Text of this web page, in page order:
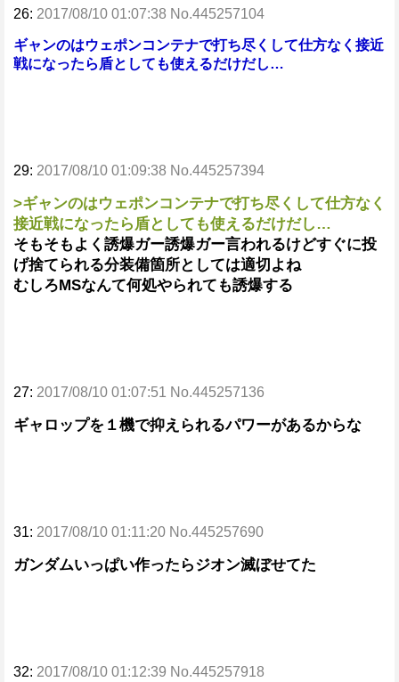
26: 2017/08/10 01:07:38 No.445257104
ギャンのはウェポンコンテナで打ち尽くして仕方なく接近
戦になったら盾としても使えるだけだし…
29: 2017/08/10 01:09:38 No.445257394
>ギャンのはウェポンコンテナで打ち尽くして仕方なく
接近戦になったら盾としても使えるだけだし…
そもそもよく誘爆ガー誘爆ガー言われるけどすぐに投
げ捨てられる分装備箇所としては適切よね
むしろMSなんて何処やられても誘爆する
27: 2017/08/10 01:07:51 No.445257136
ギャロップを１機で抑えられるパワーがあるからな
31: 2017/08/10 01:11:20 No.445257690
ガンダムいっぱい作ったらジオン滅ぼせてた
32: 2017/08/10 01:12:39 No.445257918